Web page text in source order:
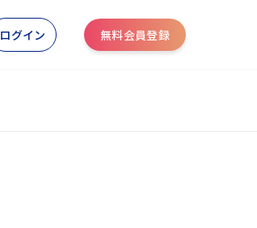
ログイン 無料会員登録